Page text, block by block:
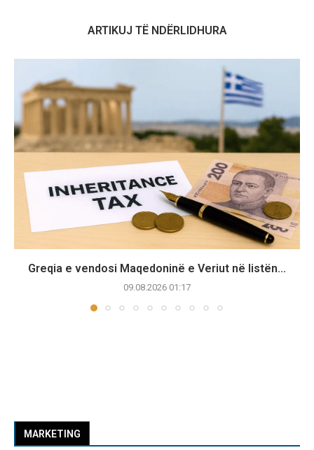
ARTIKUJ TË NDËRLIDHURA
Greqia e vendosi Maqedoninë e Veriut në listën...
09.08.2026 01:17
MARKETING